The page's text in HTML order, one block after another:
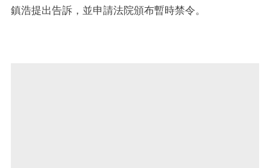
鎮浩提出告訴，並申請法院頒布暫時禁令。